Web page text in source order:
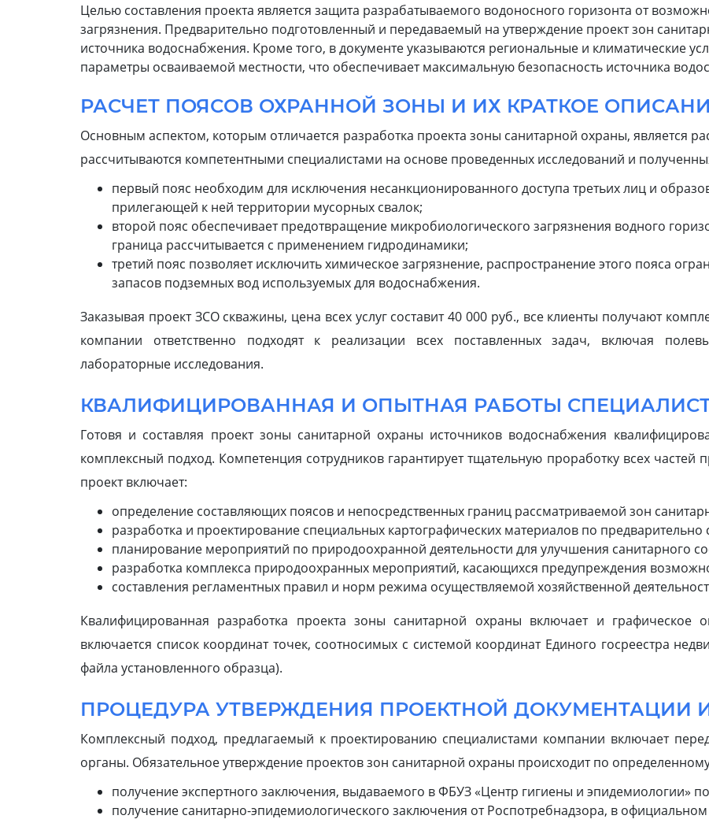
Целью составления проекта является защита разрабатываемого водоносного горизонта от
загрязнения. Предварительно подготовленный и передаваемый на утверждение проект зон
источника водоснабжения. Кроме того, в документе указываются региональные и климатические
параметры осваиваемой местности, что обеспечивает максимальную безопасность источника
РАСЧЕТ ПОЯСОВ ОХРАННОЙ ЗОНЫ И ИХ КРАТКОЕ
Основным аспектом, которым отличается разработка проекта зоны санитарной охраны, является
рассчитываются компетентными специалистами на основе проведенных исследований и
первый пояс необходим для исключения несанкционированного доступа третьих лиц и
прилегающей к ней территории мусорных свалок;
второй пояс обеспечивает предотвращение микробиологического загрязнения водного
граница рассчитывается с применением гидродинамики;
третий пояс позволяет исключить химическое загрязнение, распространение этого пояса
запасов подземных вод используемых для водоснабжения.
Заказывая проект ЗСО скважины, цена всех услуг составит 40 000 руб., все клиенты получают
компании ответственно подходят к реализации всех поставленных задач, включая
лабораторные исследования.
КВАЛИФИЦИРОВАННАЯ И ОПЫТНАЯ РАБОТЫ
Готовя и составляя проект зоны санитарной охраны источников водоснабжения
комплексный подход. Компетенция сотрудников гарантирует тщательную проработку всех частей
проект включает:
определение составляющих поясов и непосредственных границ рассматриваемой зон
разработка и проектирование специальных картографических материалов по
планирование мероприятий по природоохранной деятельности для улучшения санитарного
разработка комплекса природоохранных мероприятий, касающихся предупреждения
составления регламентных правил и норм режима осуществляемой хозяйственной
Квалифицированная разработка проекта зоны санитарной охраны включает и
включается список координат точек, соотносимых с системой координат Единого госреестра
файла установленного образца).
ПРОЦЕДУРА УТВЕРЖДЕНИЯ ПРОЕКТНОЙ ДОКУМЕНТАЦИИ
Комплексный подход, предлагаемый к проектированию специалистами компании включает
органы. Обязательное утверждение проектов зон санитарной охраны происходит по
получение экспертного заключения, выдаваемого в ФБУЗ «Центр гигиены и эпидемиологии»
получение санитарно-эпидемиологического заключения от Роспотребнадзора, в